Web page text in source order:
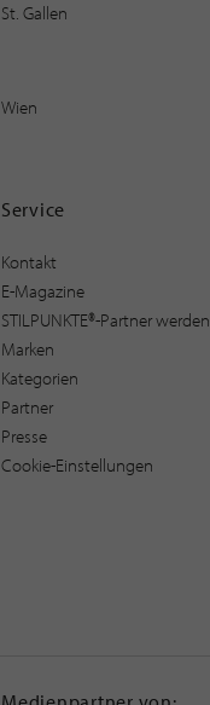
St. Gallen
Wien
Service
Kontakt
E-Magazine
STILPUNKTE®-Partner werden
Marken
Kategorien
Partner
Presse
Cookie-Einstellungen